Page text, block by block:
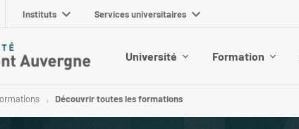
Instituts Services universitaires
Université Formation
Découvrir toutes les formations